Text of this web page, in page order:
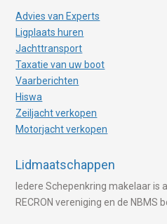
Advies van Experts
Ligplaats huren
Jachttransport
Taxatie van uw boot
Vaarberichten
Hiswa
Zeiljacht verkopen
Motorjacht verkopen
Lidmaatschappen
Iedere Schepenkring makelaar is
RECRON vereniging en de NBMS